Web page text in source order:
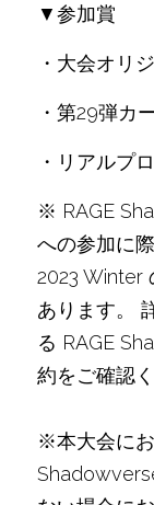
▼参加賞
・大会オリ
・第29弾カ
・リアルプ
※ RAGE
への参加に
2023 Winter
あります。
る RAGE
約をご確認く
※本大会に